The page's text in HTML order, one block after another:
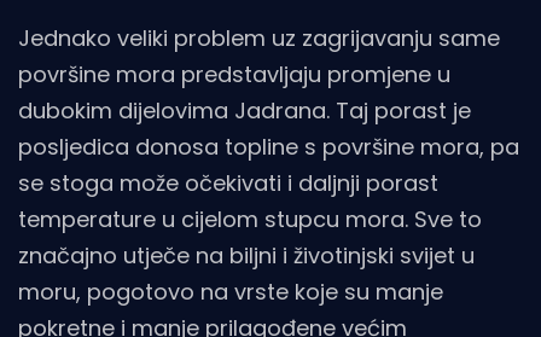
Jednako veliki problem uz zagrijavanju same
površine mora predstavljaju promjene u
dubokim dijelovima Jadrana. Taj porast je
posljedica donosa topline s površine mora, pa
se stoga može očekivati i daljnji porast
temperature u cijelom stupcu mora. Sve to
značajno utječe na biljni i životinjski svijet u
moru, pogotovo na vrste koje su manje
pokretne i manje prilagođene većim